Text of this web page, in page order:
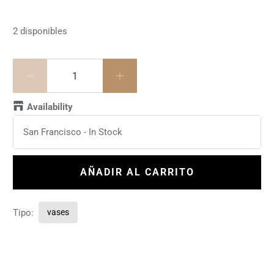
2 disponibles
Availability
San Francisco - In Stock
AÑADIR AL CARRITO
Tipo: vases